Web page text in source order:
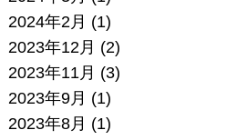
2024年2月 (1)
2023年12月 (2)
2023年11月 (3)
2023年9月 (1)
2023年8月 (1)